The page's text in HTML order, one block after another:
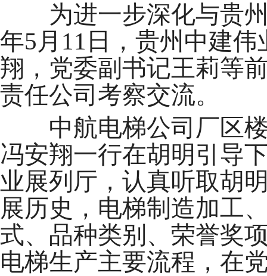
为进一步深化与贵州
年5月11日，贵州中建
翔，党委副书记王莉等
责任公司考察交流。
中航电梯公司厂区楼
冯安翔一行在胡明引导
业展列厅，认真听取胡
展历史，电梯制造加工
式、品种类别、荣誉奖
电梯生产主要流程，在